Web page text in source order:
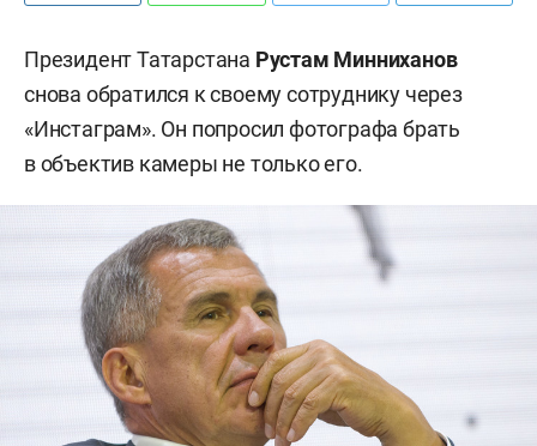
Президент Татарстана Рустам Минниханов
снова обратился к своему сотруднику через
«Инстаграм». Он попросил фотографа брать
в объектив камеры не только его.